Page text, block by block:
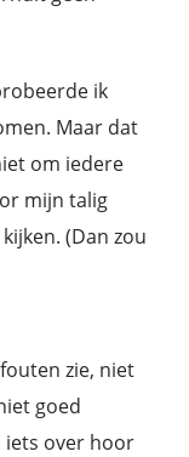
ik
Maar dat
om iedere
mijn talig
(Dan zou
zie, niet
goed
iets over hoor